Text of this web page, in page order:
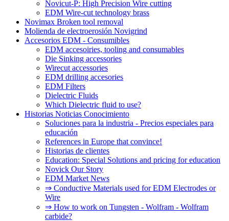
Novicut-P: High Precision Wire cutting
EDM Wire-cut technology brass
Novimax Broken tool removal
Molienda de electroerosión Novigrind
Accesorios EDM - Consumibles
EDM accesoiries, tooling and consumables
Die Sinking accessories
Wirecut accessories
EDM drilling accesories
EDM Filters
Dielectric Fluids
Which Dielectric fluid to use?
Historias Noticias Conocimiento
Soluciones para la industria - Precios especiales para
educación
References in Europe that convince!
Historias de clientes
Education: Special Solutions and pricing for education
Novick Our Story
EDM Market News
⇒ Conductive Materials used for EDM Electrodes or
Wire
⇒ How to work on Tungsten - Wolfram - Wolfram
carbide?